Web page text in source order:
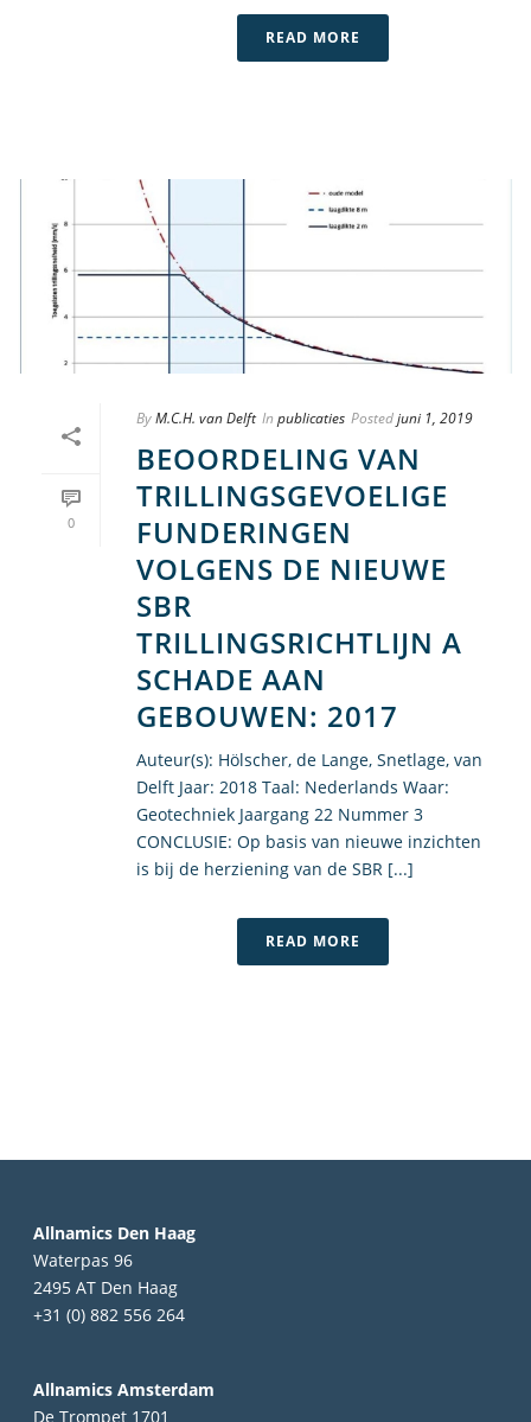
READ MORE
0
ByM.C.H. van Delft In publicaties Postedjuni 1, 2019
BEOORDELING VAN
TRILLINGSGEVOELIGE
FUNDERINGEN
VOLGENS DE NIEUWE
SBR
TRILLINGSRICHTLIJN A
SCHADE AAN
GEBOUWEN: 2017
Auteur(s): Hölscher, de Lange, Snetlage, van
Delft Jaar: 2018 Taal: Nederlands Waar:
Geotechniek Jaargang 22 Nummer 3
CONCLUSIE: Op basis van nieuwe inzichten
is bij de herziening van de SBR [...]
READ MORE
Allnamics Den Haag
Waterpas 96
2495 AT Den Haag
+31 (0) 882 556 264
Allnamics Amsterdam
De Trompet 1701